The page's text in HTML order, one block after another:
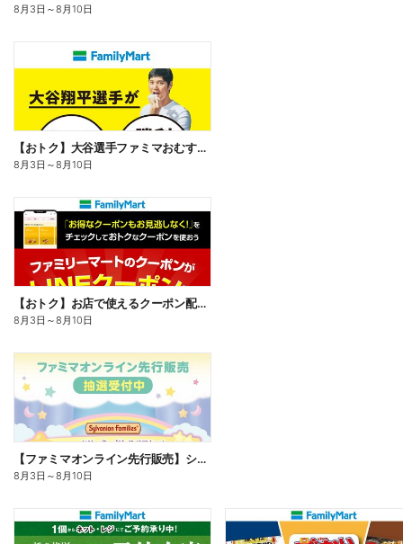
8月3日 ～8月10日
【おトク】大谷選手ファミマおむすび割
8月3日 ～8月10日
【おトク】お店で使えるクーポン配信中
8月3日 ～8月10日
【ファミマオンライン先行販売】シルバニアファミリー
8月3日 ～8月10日